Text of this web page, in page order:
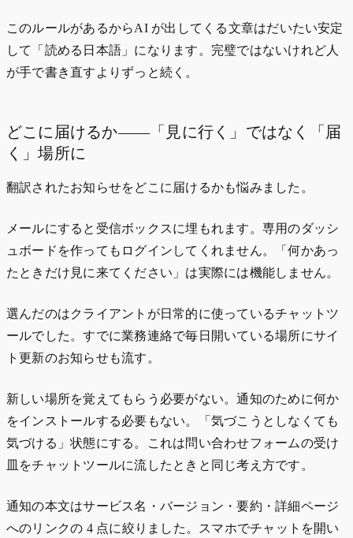
このルールがあるからAI が出してくる文章はだいたい安定
して「読める日本語」になります。完璧ではないけれど人
が手で書き直すよりずっと続く。
どこに届けるか——「見に行く」ではなく「届
く」場所に
翻訳されたお知らせをどこに届けるかも悩みました。
メールにすると受信ボックスに埋もれます。専用のダッシ
ュボードを作ってもログインしてくれません。「何かあっ
たときだけ見に来てください」は実際には機能しません。
選んだのはクライアントが日常的に使っているチャットツ
ールでした。すでに業務連絡で毎日開いている場所にサイ
ト更新のお知らせも流す。
新しい場所を覚えてもらう必要がない。通知のために何か
をインストールする必要もない。「気づこうとしなくても
気づける」状態にする。これは問い合わせフォームの受け
皿をチャットツールに流したときと同じ考え方です。
通知の本文はサービス名・バージョン・要約・詳細ページ
へのリンクの 4 点に絞りました。スマホでチャットを開い